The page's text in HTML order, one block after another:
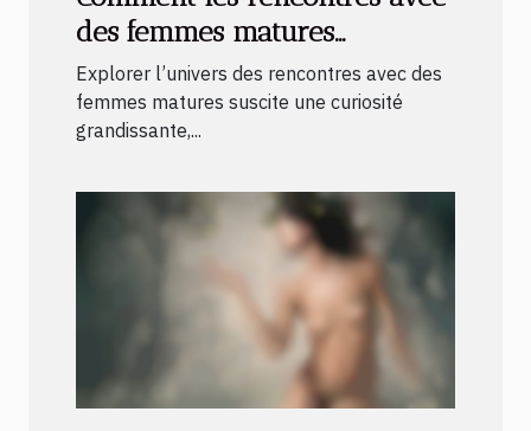
des femmes matures
transforment les fantasmes
en réalité?
Explorer l’univers des rencontres avec des
femmes matures suscite une curiosité
grandissante,...